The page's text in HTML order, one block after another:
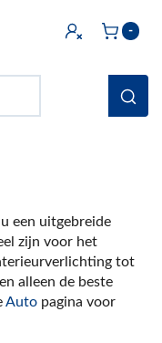
-
een uitgebreide
zijn voor het
tot
alleen de beste
Auto pagina voor